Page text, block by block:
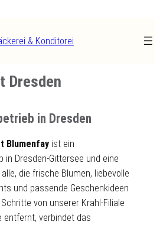
& Konditorei
Dresden
in Dresden
Blumenfay ist ein
in Dresden-Gittersee und eine
die frische Blumen, liebevolle
und passende Geschenkideen
von unserer Krahl-Filiale
entfernt, verbindet das